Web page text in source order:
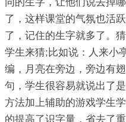
同的生字，让他们说去掉
了，这样课堂的气氛也活
了，记住的生字就多了。
学生来猜;比如说：人来小
编，月亮在旁边，旁边有
句，学生很容易就说出了
方法加上辅助的游戏学生
的提高了识字量，省去了